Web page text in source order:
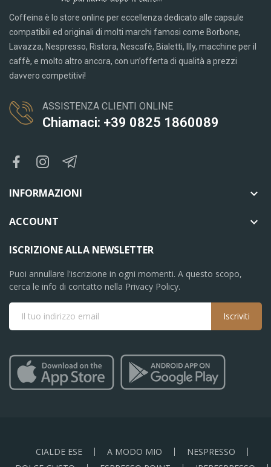
Coffeina è lo store online per eccellenza dedicato alle capsule
compatibili ed originali di molti marchi famosi come Borbone,
Lavazza, Nespresso, Ristora, Nescafè, Bialetti, Illy, macchine per il
caffè, e molto altro ancora, con un’offerta di qualità a prezzi
davvero competitivi!
ASSISTENZA CLIENTI ONLINE
Chiamaci: +39 0825 1860089
INFORMAZIONI 
ACCOUNT 
ISCRIZIONE ALLA NEWSLETTER
Puoi annullare l'iscrizione in ogni momenti. A questo scopo,
cerca le info di contatto nella Privacy Policy.
Iscriviti
CIALDE ESE A MODO MIO
NESPRESSO